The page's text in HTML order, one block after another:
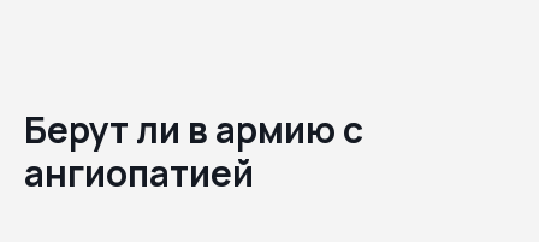
Берут ли в армию с
ангиопатией